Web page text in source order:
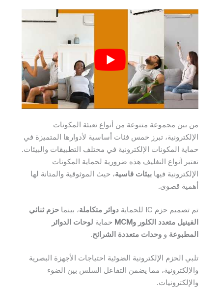
من بين مجموعة متنوعة من أنواع تعبئة المكونات
الإلكترونية، تبرز خمس فئات أساسية لأدوارها المتميزة في
حماية المكونات الإلكترونية في مختلف التطبيقات والبيئات.
تعتبر أنواع التغليف هذه ضرورية لحماية المكونات
الإلكترونية فيها بيئات قاسية، حيث الموثوقية والمتانة لها
أهمية قصوى.
تم تصميم حزم IC للحماية دوائر متكاملة، بينما حزم ثنائي
الفينيل متعدد الكلور وMCM
حماية لوحات الدوائر
المطبوعة و وحدات متعددة الشرائح.
تلبي الحزم الإلكترونية الضوئية احتياجات الأجهزة البصرية
والإلكترونية، مما يضمن التفاعل السلس بين الضوء
والإلكترونيات.